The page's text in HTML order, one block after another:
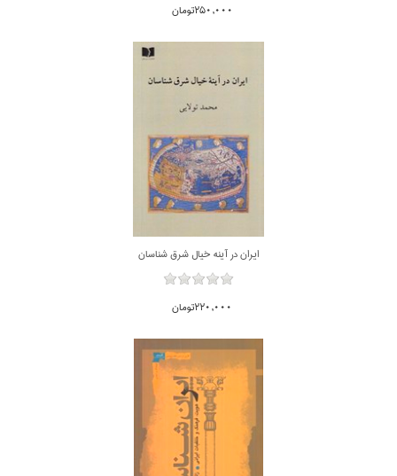
250,000تومان
ايران در آينه خيال شرق شناسان
220,000تومان